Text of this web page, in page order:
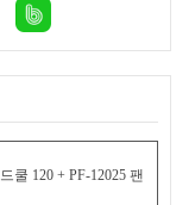
쿨 120 + PF-12025 팬